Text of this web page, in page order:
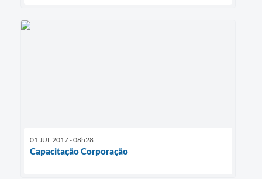
01 JUL 2017 - 08h28
Capacitação Corporação